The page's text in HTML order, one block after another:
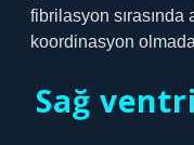
fibrilasyon sırasında
koordinasyon
Sağ